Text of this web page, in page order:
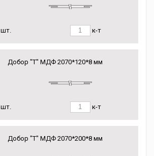
шт. к-т
Добор "Т" МДФ 2070*120*8 мм
шт. к-т
Добор "Т" МДФ 2070*200*8 мм